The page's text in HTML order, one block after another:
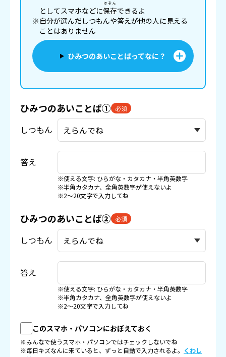
としてスマホなどに保存
ほぞん
できるよ
※自分が選んだしつもんや答えが他の人に見える
ことはありません
ひみつのあいことばってなに？
ひみつのあいことば① 必須
しつもん
答え
※使える文字: ひらがな・カタカナ・半角英数字
※半角カタカナ、全角英数字が使えないよ
※2〜20文字で入力してね
ひみつのあいことば② 必須
しつもん
答え
※使える文字: ひらがな・カタカナ・半角英数字
※半角カタカナ、全角英数字が使えないよ
※2〜20文字で入力してね
このスマホ・パソコンにおぼえておく
※みんなで使うスマホ・パソコンではチェックしないでね
※毎日キズなんに来ていると、ずっと自動で入力されるよ。 くわし